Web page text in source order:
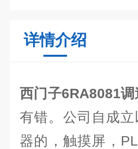
详情介绍
西门子6RA8081
有错。公司自成
器的，触摸屏，